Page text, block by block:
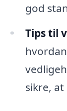
god
Tips til
sikre, at